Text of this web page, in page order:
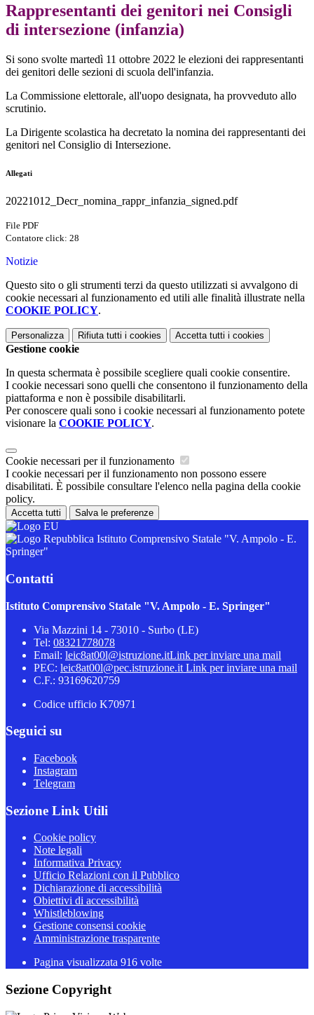
Rappresentanti dei genitori nei Consigli
di intersezione (infanzia)
Si sono svolte martedì 11 ottobre 2022 le elezioni dei rappresentanti
dei genitori delle sezioni di scuola dell'infanzia.
La Commissione elettorale, all'uopo designata, ha provveduto allo
scrutinio.
La Dirigente scolastica ha decretato la nomina dei rappresentanti dei
genitori nel Consiglio di Intersezione.
Allegati
20221012_Decr_nomina_rappr_infanzia_signed.pdf
File PDF
Contatore click: 28
Notizie
Questo sito o gli strumenti terzi da questo utilizzati si avvalgono di
cookie necessari al funzionamento ed utili alle finalità illustrate nella
COOKIE POLICY.
Personalizza Rifiuta tutti i cookies Accetta tutti i cookies
Gestione cookie
In questa schermata è possibile scegliere quali cookie consentire.
I cookie necessari sono quelli che consentono il funzionamento della
piattaforma e non è possibile disabilitarli.
Per conoscere quali sono i cookie necessari al funzionamento potete
visionare la COOKIE POLICY.
Cookie necessari per il funzionamento
I cookie necessari per il funzionamento non possono essere
disabilitati. È possibile consultare l'elenco nella pagina della cookie
policy.
Accetta tutti Salva le preferenze
Istituto Comprensivo Statale "V. Ampolo - E.
Springer"
Contatti
Istituto Comprensivo Statale "V. Ampolo - E. Springer"
Via Mazzini 14 - 73010 - Surbo (LE)
Tel: 08321778078
Email: leic8at00l@istruzione.itLink per inviare una mail
PEC: leic8at00l@pec.istruzione.it Link per inviare una mail
C.F.: 93169620759
Codice ufficio K70971
Seguici su
Facebook
Instagram
Telegram
Sezione Link Utili
Cookie policy
Note legali
Informativa Privacy
Ufficio Relazioni con il Pubblico
Dichiarazione di accessibilità
Obiettivi di accessibilità
Whistleblowing
Gestione consensi cookie
Amministrazione trasparente
Pagina visualizzata 916 volte
Sezione Copyright